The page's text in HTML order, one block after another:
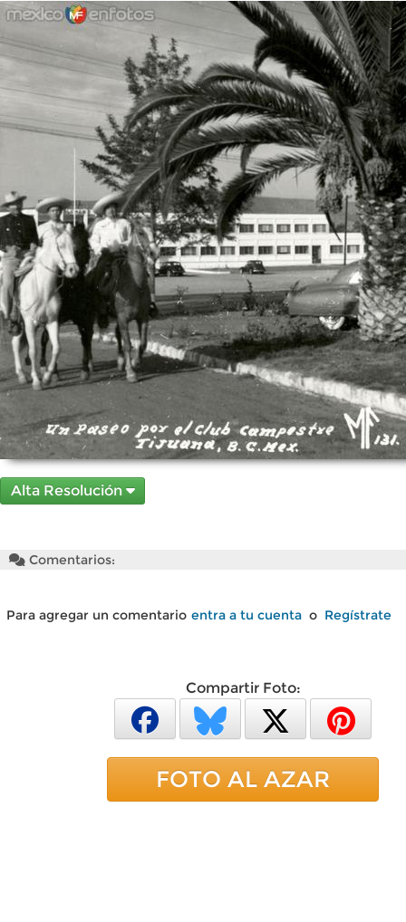
Alta Resolución
Comentarios:
Para agregar un comentario entra a tu cuenta o Regístrate
Compartir Foto:
FOTO AL AZAR